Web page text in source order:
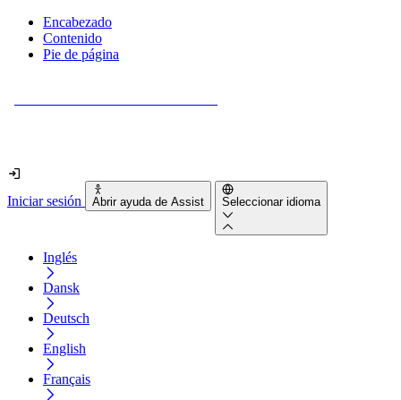
Encabezado
Contenido
Pie de página
Iniciar sesión Abrir ayuda de Assist Seleccionar idioma
Inglés
Dansk
Deutsch
English
Français